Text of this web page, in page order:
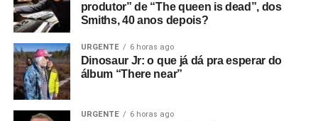
produtor” de “The queen is dead”, dos
Smiths, 40 anos depois?
URGENTE 6 horas ago
Dinosaur Jr: o que já dá pra esperar do
álbum “There near”
URGENTE 6 horas ago